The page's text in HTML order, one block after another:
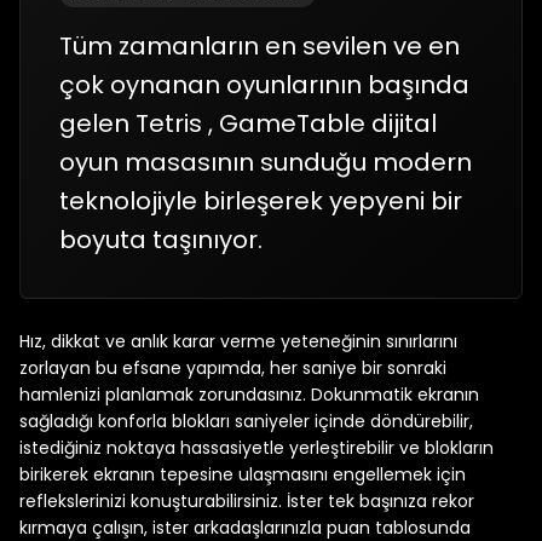
Tüm zamanların en sevilen ve en
çok oynanan oyunlarının başında
gelen Tetris , GameTable dijital
oyun masasının sunduğu modern
teknolojiyle birleşerek yepyeni bir
boyuta taşınıyor.
Hız, dikkat ve anlık karar verme yeteneğinin sınırlarını
zorlayan bu efsane yapımda, her saniye bir sonraki
hamlenizi planlamak zorundasınız. Dokunmatik ekranın
sağladığı konforla blokları saniyeler içinde döndürebilir,
istediğiniz noktaya hassasiyetle yerleştirebilir ve blokların
birikerek ekranın tepesine ulaşmasını engellemek için
reflekslerinizi konuşturabilirsiniz. İster tek başınıza rekor
kırmaya çalışın, ister arkadaşlarınızla puan tablosunda